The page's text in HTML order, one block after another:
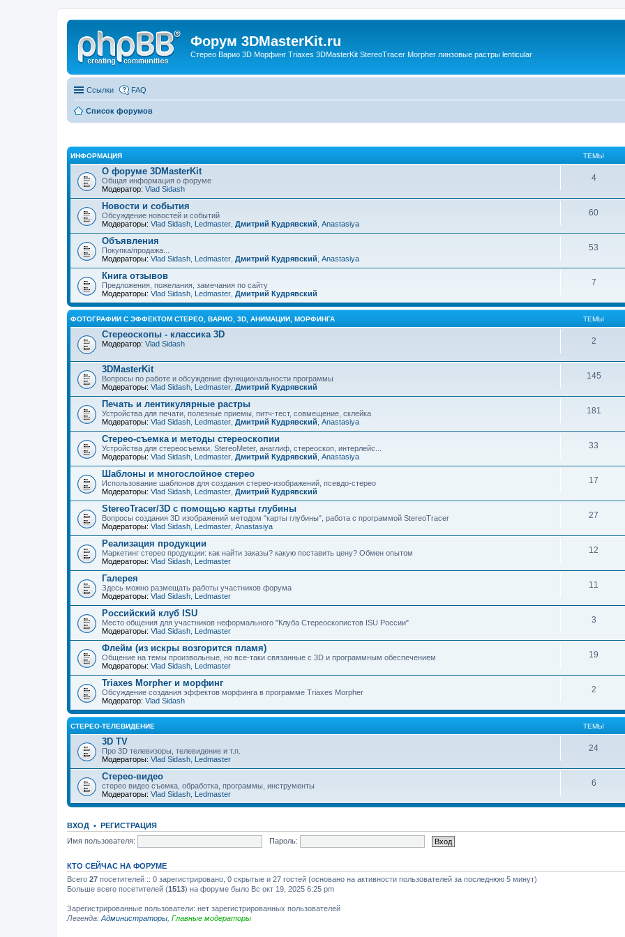
Форум 3DMasterKit.ru
Стерео Варио 3D Морфинг Triaxes 3DMasterKit StereoTracer Morpher линзовые растры lenticular
Ссылки FAQ
Список форумов
ИНФОРМАЦИЯ ТЕМЫ
О форуме 3DMasterKit
Общая информация о форуме
Модератор: Vlad Sidash
4
Новости и события
Обсуждение новостей и событий
Модераторы: Vlad Sidash Ledmaster Дмитрий Кудрявский Anastasiya
60
Объявления
Покупка/продажа...
Модераторы: Vlad Sidash Ledmaster Дмитрий Кудрявский Anastasiya
53
Книга отзывов
Предложения, пожелания, замечания по сайту
Модераторы: Vlad Sidash Ledmaster Дмитрий Кудрявский
7
ФОТОГРАФИИ С ЭФФЕКТОМ СТЕРЕО, ВАРИО, 3D, АНИМАЦИИ, МОРФИНГА ТЕМЫ
Стереоскопы - классика 3D
Модератор: Vlad Sidash 2
3DMasterKit
Вопросы по работе и обсуждение функциональности программы
Модераторы: Vlad Sidash Ledmaster Дмитрий Кудрявский
145
Печать и лентикулярные растры
Устройства для печати, полезные приемы, питч-тест, совмещение, склейка
Модераторы: Vlad Sidash Ledmaster Дмитрий Кудрявский Anastasiya
181
Стерео-съемка и методы стереоскопии
Устройства для стереосъемки, StereoMeter, анаглиф, стереоскоп, интерлейс...
Модераторы: Vlad Sidash Ledmaster Дмитрий Кудрявский Anastasiya
33
Шаблоны и многослойное стерео
Использование шаблонов для создания стерео-изображений, псевдо-стерео
Модераторы: Vlad Sidash Ledmaster Дмитрий Кудрявский
17
StereoTracer/3D с помощью карты глубины
Вопросы создания 3D изображений методом "карты глубины", работа с программой StereoTracer
Модераторы: Vlad Sidash Ledmaster Anastasiya
27
Реализация продукции
Маркетинг стерео продукции: как найти заказы? какую поставить цену? Обмен опытом
Модераторы: Vlad Sidash Ledmaster
12
Галерея
Здесь можно размещать работы участников форума
Модераторы: Vlad Sidash Ledmaster
11
Российский клуб ISU
Место общения для участников неформального "Клуба Стереоскопистов ISU России"
Модераторы: Vlad Sidash Ledmaster
3
Флейм (из искры возгорится пламя)
Общение на темы произвольные, но все-таки связанные с 3D и программным обеспечением
Модераторы: Vlad Sidash Ledmaster
19
Triaxes Morpher и морфинг
Обсуждение создания эффектов морфинга в программе Triaxes Morpher
Модератор: Vlad Sidash
2
СТЕРЕО-ТЕЛЕВИДЕНИЕ ТЕМЫ
3D TV
Про 3D телевизоры, телевидение и т.п.
Модераторы: Vlad Sidash Ledmaster
24
Стерео-видео
стерео видео съемка, обработка, программы, инструменты
Модераторы: Vlad Sidash Ledmaster
6
ВХОД • РЕГИСТРАЦИЯ
Имя пользователя:
Пароль:
КТО СЕЙЧАС НА ФОРУМЕ
Всего 27 посетителей :: 0 зарегистрировано, 0 скрытые и 27 гостей (основано на активности пользователей за последнюю 5 минут)
Больше всего посетителей (1513) на форуме было Вс окт 19, 2025 6:25 pm
Зарегистрированные пользователи: нет зарегистрированных пользователей
Легенда: Администраторы Главные модераторы